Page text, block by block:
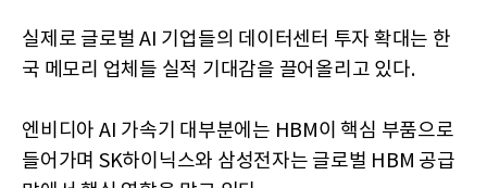
실제로 글로벌 AI 기업들의 데이터센터 투자 확대는 한
국 메모리 업체들 실적 기대감을 끌어올리고 있다.
엔비디아 AI 가속기 대부분에는 HBM이 핵심 부품으로
들어가며 SK하이닉스와 삼성전자는 글로벌 HBM 공급